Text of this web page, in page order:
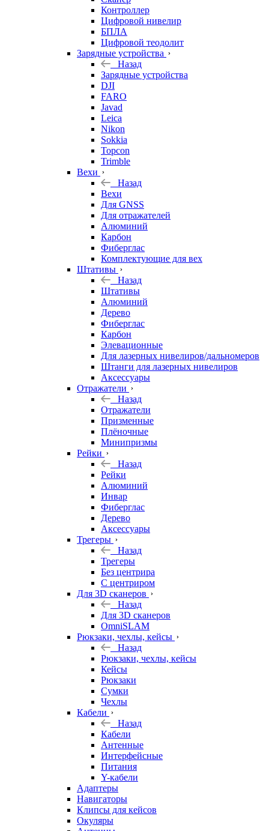
Контроллер
Цифровой нивелир
БПЛА
Цифровой теодолит
Зарядные устройства
Назад
Зарядные устройства
DJI
FARO
Javad
Leica
Nikon
Sokkia
Topcon
Trimble
Вехи
Назад
Вехи
Для GNSS
Для отражателей
Алюминий
Карбон
Фиберглас
Комплектующие для вех
Штативы
Назад
Штативы
Алюминий
Дерево
Фиберглас
Карбон
Элевационные
Для лазерных нивелиров/дальномеров
Штанги для лазерных нивелиров
Аксессуары
Отражатели
Назад
Отражатели
Призменные
Плёночные
Минипризмы
Рейки
Назад
Рейки
Алюминий
Инвар
Фиберглас
Дерево
Аксессуары
Трегеры
Назад
Трегеры
Без центрира
С центриром
Для 3D сканеров
Назад
Для 3D сканеров
OmniSLAM
Рюкзаки, чехлы, кейсы
Назад
Рюкзаки, чехлы, кейсы
Кейсы
Рюкзаки
Сумки
Чехлы
Кабели
Назад
Кабели
Антенные
Интерфейсные
Питания
Y-кабели
Адаптеры
Навигаторы
Клипсы для кейсов
Окуляры